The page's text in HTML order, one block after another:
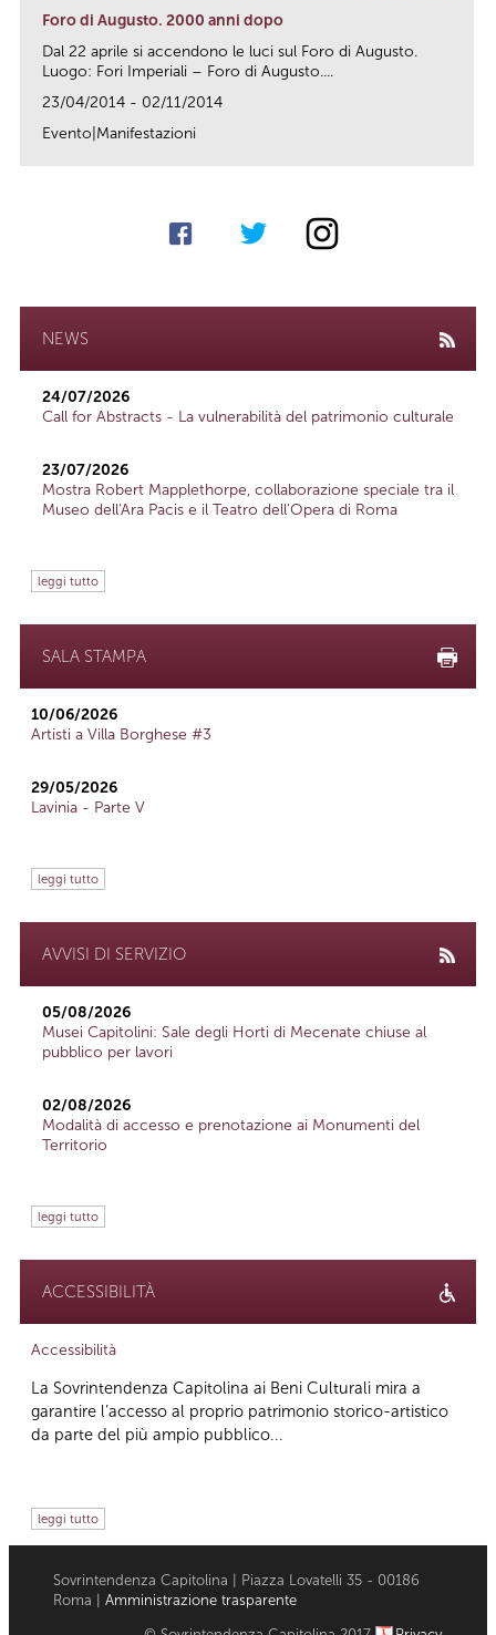
Foro di Augusto. 2000 anni dopo
Dal 22 aprile si accendono le luci sul Foro di Augusto.
Luogo: Fori Imperiali – Foro di Augusto....
23/04/2014 - 02/11/2014
Evento|Manifestazioni
NEWS
24/07/2026
Call for Abstracts - La vulnerabilità del patrimonio culturale
23/07/2026
Mostra Robert Mapplethorpe, collaborazione speciale tra il
Museo dell'Ara Pacis e il Teatro dell'Opera di Roma
leggi tutto
SALA STAMPA
10/06/2026
Artisti a Villa Borghese #3
29/05/2026
Lavinia - Parte V
leggi tutto
AVVISI DI SERVIZIO
05/08/2026
Musei Capitolini: Sale degli Horti di Mecenate chiuse al
pubblico per lavori
02/08/2026
Modalità di accesso e prenotazione ai Monumenti del
Territorio
leggi tutto
ACCESSIBILITÀ
Accessibilità
La Sovrintendenza Capitolina ai Beni Culturali mira a
garantire l’accesso al proprio patrimonio storico-artistico
da parte del più ampio pubblico...
leggi tutto
Sovrintendenza Capitolina | Piazza Lovatelli 35 - 00186
Roma | Amministrazione trasparente